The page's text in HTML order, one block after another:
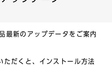
新のアップデータをご案内
ただくと、インストール方法